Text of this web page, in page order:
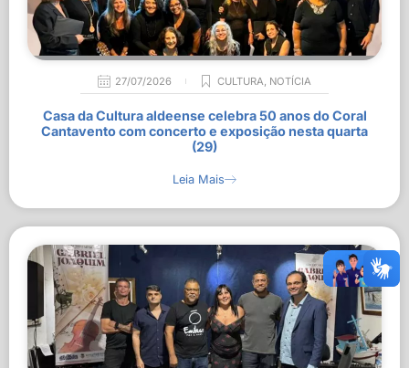
27/07/2026 CULTURA, NOTÍCIA
Casa da Cultura aldeense celebra 50 anos do Coral
Cantavento com concerto e exposição nesta quarta
(29)
Leia Mais